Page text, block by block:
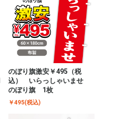
のぼり旗激安￥495（税
込） いらっしゃいませ
のぼり旗 1枚
￥495(税込)